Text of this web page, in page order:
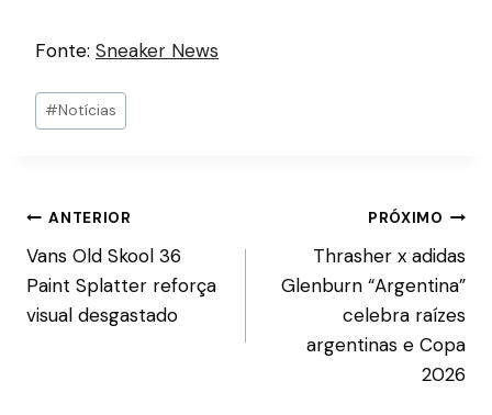
Fonte: Sneaker News
#Notícias
ANTERIOR
Vans Old Skool 36
Paint Splatter reforça
visual desgastado
PRÓXIMO
Thrasher x adidas
Glenburn “Argentina”
celebra raízes
argentinas e Copa
2026